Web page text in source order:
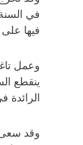
في
فيها
ينقطع
الرائدة
وقد سعى